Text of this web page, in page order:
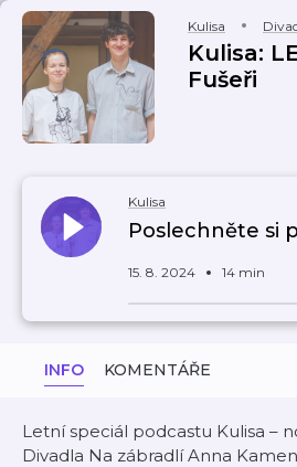
Kulisa
Kulisa:
Fušeři
Kulisa
Poslechněte si
15. 8. 2024 14 min
INFO KOMENTÁŘE
Letní speciál podcastu Kulisa –
Divadla Na zábradlí Anna